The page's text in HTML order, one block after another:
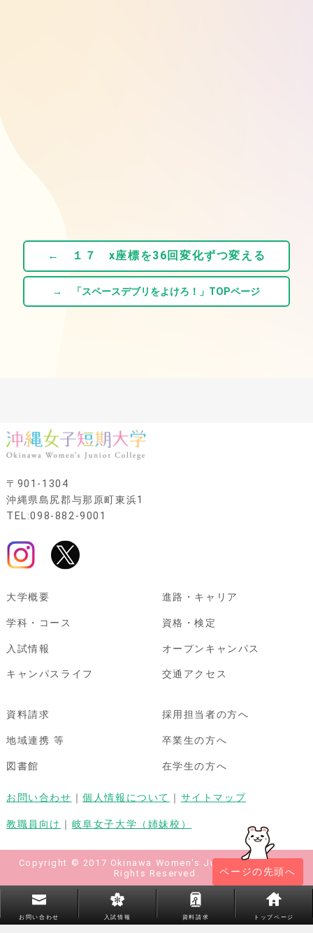
← １７ x座標を36回変化ずつ変える
→ 「スペースデブリをよけろ！」TOPページ
ページの先頭へ
〒901-1304
沖縄県島尻郡与那原町東浜1
TEL:098-882-9001
大学概要
学科・コース
入試情報
キャンパスライフ
進路・キャリア
資格・検定
オープンキャンパス
交通アクセス
資料請求
地域連携 等
図書館
採用担当者の方へ
卒業生の方へ
在学生の方へ
お問い合わせ ｜個人情報について ｜ サイトマップ
教職員向け ｜ 岐阜女子大学（姉妹校）
Copyright © 2017 Okinawa Women's Junior College All
Rights Reserved.
お問い合わせ 入試情報 資料請求 トップページ